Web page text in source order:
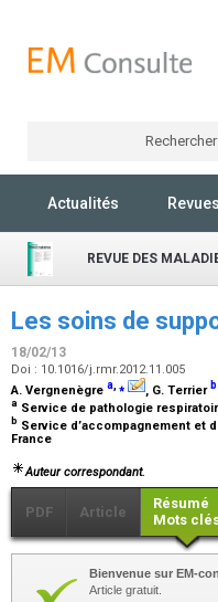
Rechercher
Actualités Revues
REVUE DES
Les soins de
18/02/13
Doi : 10.1016/j.rmr.2012.11.005
A. Vergnenègre a,⁎ , G. Terrier b
a Service de pathologie
b Service d’accompagnement et
France
Auteur correspondant.
PDF Article
Résumé
Mots
Bienvenue sur EM-
Article gratuit.